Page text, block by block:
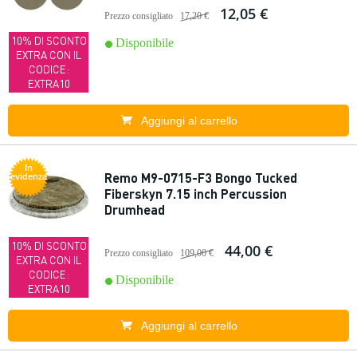
10% DI SCONTO
EXTRA CON IL
CODICE:
EXTRA10
Prezzo consigliato 17,20 € 12,05 €
Disponibile
Aggiungi al carrello
In
evidenza
10% DI SCONTO
EXTRA CON IL
CODICE:
EXTRA10
Remo M9-0715-F3 Bongo Tucked
Fiberskyn 7.15 inch Percussion
Drumhead
Prezzo consigliato 109,00 € 44,00 €
Disponibile
Aggiungi al carrello